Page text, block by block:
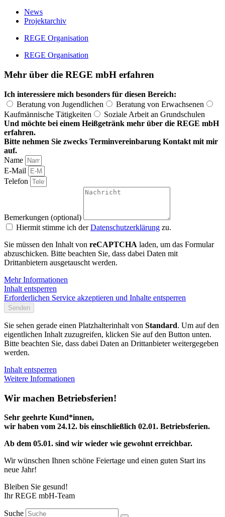
News
Projektarchiv
REGE Organisation
REGE Organisation
Mehr über die REGE mbH erfahren
Ich interessiere mich besonders für diesen Bereich:
Beratung von Jugendlichen
Beratung von Erwachsenen
Kaufmännische Tätigkeiten
Soziale Arbeit an Grundschulen
Und möchte bei einem Heißgetränk mehr über die REGE mbH
erfahren.
Bitte nehmen Sie zwecks Terminvereinbarung Kontakt mit mir
auf.
Name
E-Mail
Telefon
Bemerkungen (optional)
Hiermit stimme ich derDatenschutzerklärung zu.
Sie müssen den Inhalt von reCAPTCHA laden, um das Formular
abzuschicken. Bitte beachten Sie, dass dabei Daten mit
Drittanbietern ausgetauscht werden.
Mehr Informationen
Inhalt entsperren
Erforderlichen Service akzeptieren und Inhalte entsperren
Senden
Sie sehen gerade einen Platzhalterinhalt von Standard. Um auf den
eigentlichen Inhalt zuzugreifen, klicken Sie auf den Button unten.
Bitte beachten Sie, dass dabei Daten an Drittanbieter weitergegeben
werden.
Inhalt entsperren
Weitere Informationen
Wir machen Betriebsferien!
Sehr geehrte Kund*innen,
wir haben vom 24.12. bis einschließlich 02.01. Betriebsferien.
Ab dem 05.01. sind wir wieder wie gewohnt erreichbar.
Wir wünschen Ihnen schöne Feiertage und einen guten Start ins
neue Jahr!
Bleiben Sie gesund!
Ihr REGE mbH-Team
Suche